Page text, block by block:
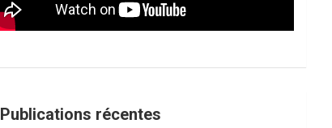
Publications récentes